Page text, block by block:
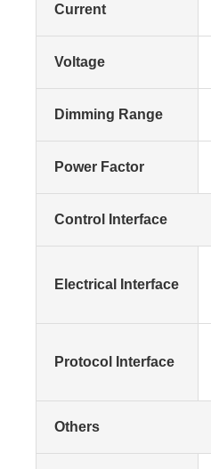
Current
Voltage
Dimming Range
Power Factor
Control Interface
Electrical Interface
Protocol Interface
Others